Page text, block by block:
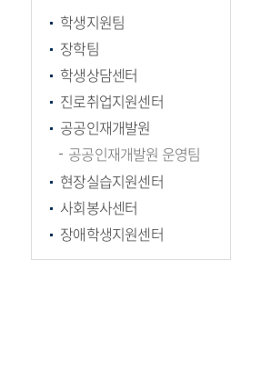
학생지원팀
장학팀
학생상담센터
진로취업지원센터
공공인재개발원
공공인재개발원 운영팀
현장실습지원센터
사회봉사센터
장애학생지원센터